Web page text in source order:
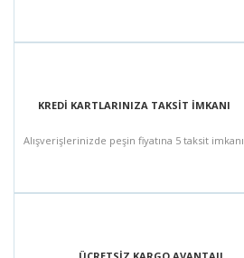
KREDİ KARTLARINIZA TAKSİT İMKANI
Alışverişlerinizde peşin fiyatına 5 taksit imkanı
ÜCRETSİZ KARGO AVANTAJI